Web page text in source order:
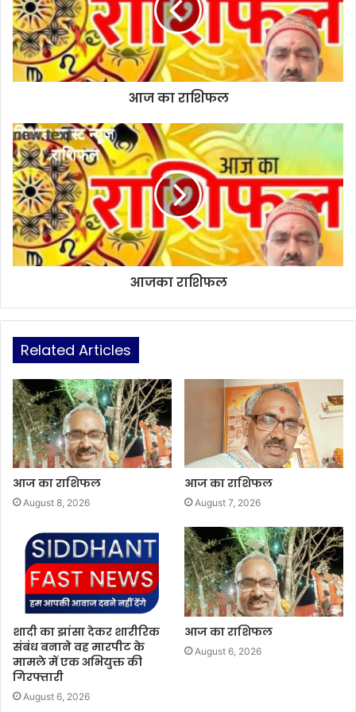
आज का राशिफल
आजका राशिफल
Related Articles
आज का राशिफल
August 8, 2026
आज का राशिफल
August 7, 2026
शादी का झांसा देकर शारीरिक
संबंध बनाने वह मारपीट के
मामले में एक अभियुक्त की
गिरफ्तारी
August 6, 2026
आज का राशिफल
August 6, 2026